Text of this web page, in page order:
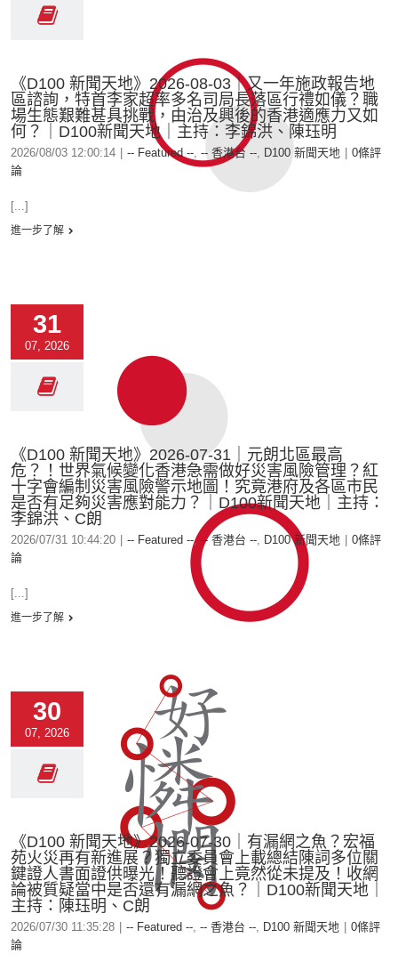
《D100 新聞天地》2026-08-03｜又一年施政報告地
區諮詢，特首李家超率多名司局長落區行禮如儀？職
場生態艱難甚具挑戰，由治及興後的香港適應力又如
何？｜D100新聞天地｜主持：李錦洪、陳珏明
2026/08/03 12:00:14 -- Featured --, -- 香港台 --, D100 新聞天地
0條評
論
[...]
進一步了解
31
07, 2026
《D100 新聞天地》2026-07-31｜元朗北區最高
危？！世界氣候變化香港急需做好災害風險管理？紅
十字會編制災害風險警示地圖！究竟港府及各區市民
是否有足夠災害應對能力？｜D100新聞天地｜主持：
李錦洪、C朗
2026/07/31 10:44:20 -- Featured --, -- 香港台 --, D100 新聞天地
0條評
論
[...]
進一步了解
30
07, 2026
《D100 新聞天地》2026-07-30｜有漏網之魚？宏福
苑火災再有新進展？獨立委員會上載總結陳詞多位關
鍵證人書面證供曝光！聽證會上竟然從未提及！收網
論被質疑當中是否還有漏網之魚？｜D100新聞天地｜
主持：陳珏明、C朗
2026/07/30 11:35:28 -- Featured --, -- 香港台 --, D100 新聞天地
0條評
論